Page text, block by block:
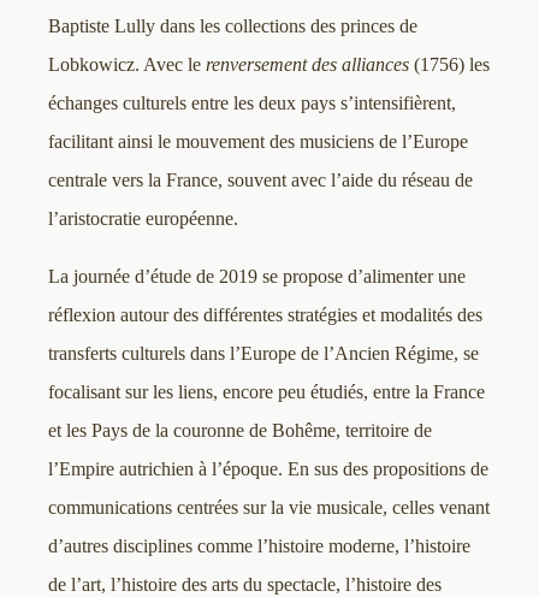
Baptiste Lully dans les collections des princes de
Lobkowicz. Avec le renversement des alliances (1756) les
échanges culturels entre les deux pays s’intensifièrent,
facilitant ainsi le mouvement des musiciens de l’Europe
centrale vers la France, souvent avec l’aide du réseau de
l’aristocratie européenne.
La journée d’étude de 2019 se propose d’alimenter une
réflexion autour des différentes stratégies et modalités des
transferts culturels dans l’Europe de l’Ancien Régime, se
focalisant sur les liens, encore peu étudiés, entre la France
et les Pays de la couronne de Bohême, territoire de
l’Empire autrichien à l’époque. En sus des propositions de
communications centrées sur la vie musicale, celles venant
d’autres disciplines comme l’histoire moderne, l’histoire
de l’art, l’histoire des arts du spectacle, l’histoire des